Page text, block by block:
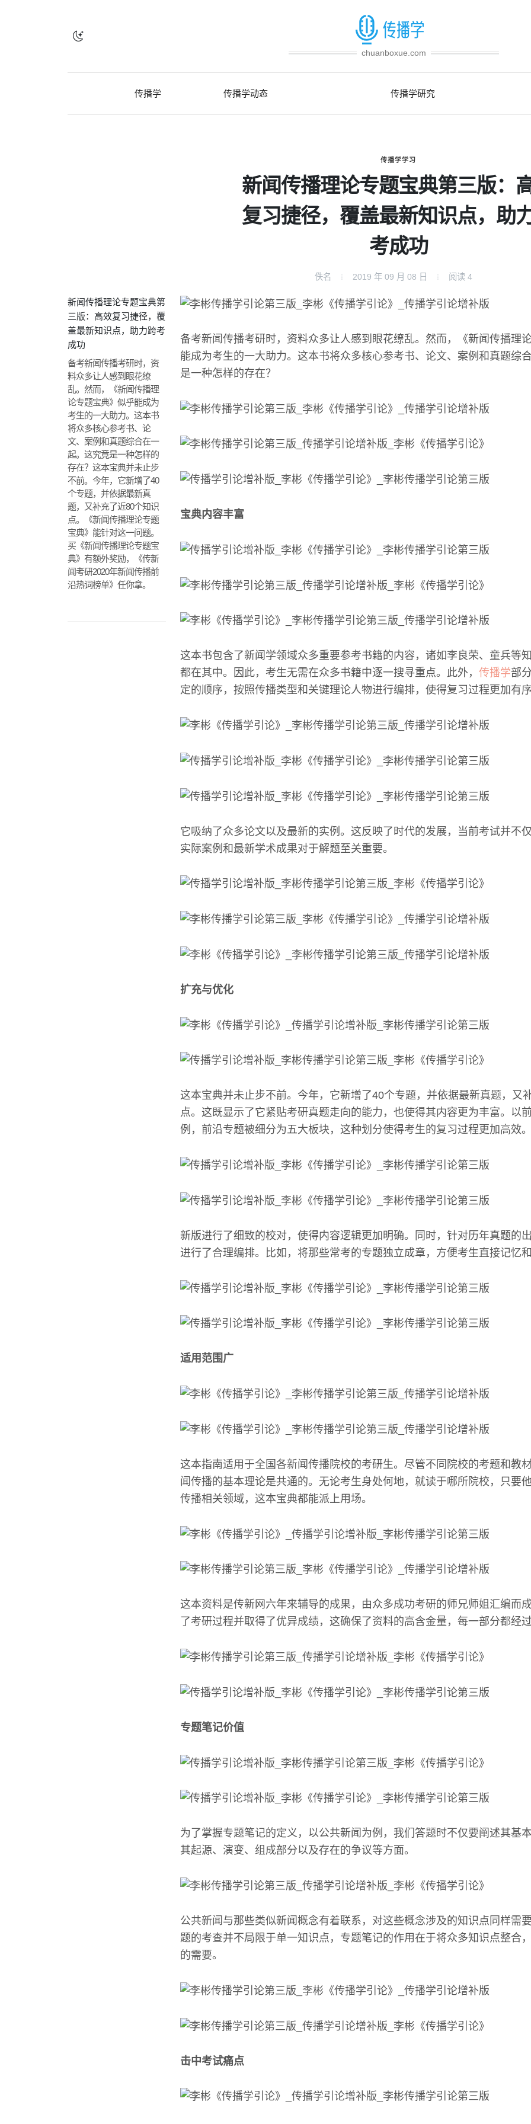
chuanboxue.com
传播学 传播学动态 传播学研究
传播学学习
新闻传播理论专题宝典第三版：
复习捷径，覆盖最新知识点，助
考成功
佚名 2019 年 09 月 08 日 阅读 4
新闻传播理论专题宝典第
三版：高效复习捷径，覆
盖最新知识点，助力跨考
成功
备考新闻传播考研时，资
料众多让人感到眼花缭
乱。然而，《新闻传播理
论专题宝典》似乎能成为
考生的一大助力。这本书
将众多核心参考书、论
文、案例和真题综合在一
起。这究竟是一种怎样的
存在？这本宝典并未止步
不前。今年，它新增了40
个专题，并依据最新真
题，又补充了近80个知识
点。《新闻传播理论专题
宝典》能针对这一问题。
买《新闻传播理论专题宝
典》有额外奖励，《传新
闻考研2020年新闻传播前
沿热词榜单》任你拿。
备考新闻传播考研时，资料众多让人感到眼花缭乱。然而，《新闻传播理
能成为考生的一大助力。这本书将众多核心参考书、论文、案例和真题综
是一种怎样的存在？
宝典内容丰富
这本书包含了新闻学领域众多重要参考书籍的内容，诸如李良荣、童兵等
都在其中。因此，考生无需在众多书籍中逐一搜寻重点。此外， 传播学部
定的顺序，按照传播类型和关键理论人物进行编排，使得复习过程更加有序
它吸纳了众多论文以及最新的实例。这反映了时代的发展，当前考试并不
实际案例和最新学术成果对于解题至关重要。
扩充与优化
这本宝典并未止步不前。今年，它新增了40个专题，并依据最新真题，又
点。这既显示了它紧贴考研真题走向的能力，也使得其内容更为丰富。以
例，前沿专题被细分为五大板块，这种划分使得考生的复习过程更加高效。
新版进行了细致的校对，使得内容逻辑更加明确。同时，针对历年真题的
进行了合理编排。比如，将那些常考的专题独立成章，方便考生直接记忆和
适用范围广
这本指南适用于全国各新闻传播院校的考研生。尽管不同院校的考题和教
闻传播的基本理论是共通的。无论考生身处何地，就读于哪所院校，只要
传播相关领域，这本宝典都能派上用场。
这本资料是传新网六年来辅导的成果，由众多成功考研的师兄师姐汇编而
了考研过程并取得了优异成绩，这确保了资料的高含金量，每一部分都经
专题笔记价值
为了掌握专题笔记的定义，以公共新闻为例，我们答题时不仅要阐述其基
其起源、演变、组成部分以及存在的争议等方面。
公共新闻与那些类似新闻概念有着联系，对这些概念涉及的知识点同样需
题的考查并不局限于单一知识点，专题笔记的作用在于将众多知识点整合
的需要。
击中考试痛点